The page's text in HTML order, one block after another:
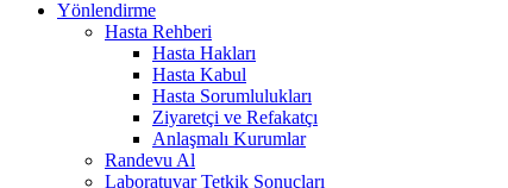
Yönlendirme
Hasta Rehberi
Hasta Hakları
Hasta Kabul
Hasta Sorumlulukları
Ziyaretçi ve Refakatçı
Anlaşmalı Kurumlar
Randevu Al
Laboratuvar Tetkik Sonuçları